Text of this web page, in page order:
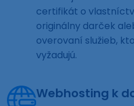
certifikát o
originálny darček
overovaní služieb,
vyžadujú.
Webhosting k